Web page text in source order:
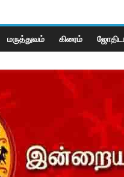
சார்பாக
மருத்துவம் கிரைம்